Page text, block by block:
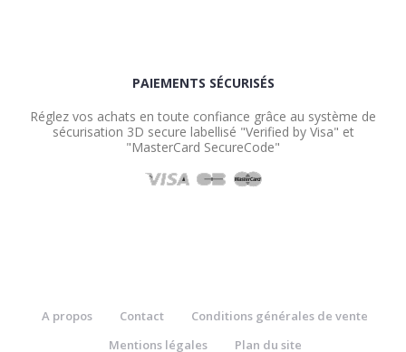
PAIEMENTS SÉCURISÉS
Réglez vos achats en toute confiance grâce au système de
sécurisation 3D secure labellisé "Verified by Visa" et
"MasterCard SecureCode"
A propos Contact
Conditions générales de vente
Mentions légales
Plan du site